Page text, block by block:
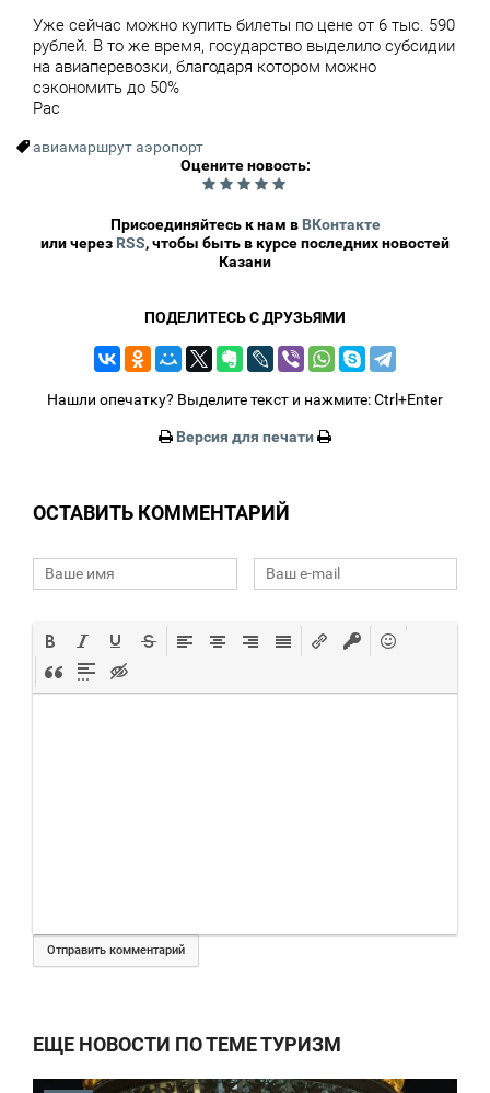
Уже сейчас можно купить билеты по цене от 6 тыс. 590
рублей. В то же время, государство выделило субсидии
на авиаперевозки, благодаря котором можно
сэкономить до 50%
Рас
авиамаршрутаэропорт
Оцените новость:
Присоединяйтесь к нам в ВКонтакте
или через RSS, чтобы быть в курсе последних новостей
Казани
ПОДЕЛИТЕСЬ С ДРУЗЬЯМИ
Нашли опечатку? Выделите текст и нажмите: Ctrl+Enter
Версия для печати
ОСТАВИТЬ КОММЕНТАРИЙ
Отправить комментарий
ЕЩЕ НОВОСТИ ПО ТЕМЕ ТУРИЗМ